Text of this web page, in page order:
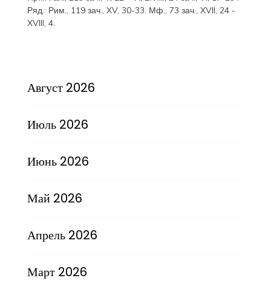
Ряд.: Рим., 119 зач., XV, 30-33. Мф., 73 зач., XVII, 24 -
XVIII, 4.
Август 2026
Июль 2026
Июнь 2026
Май 2026
Апрель 2026
Март 2026